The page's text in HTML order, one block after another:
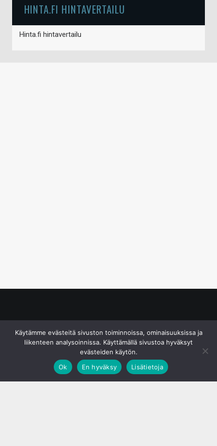
HINTA.FI HINTAVERTAILU
Hinta.fi hintavertailu
Käytämme evästeitä sivuston toiminnoissa, ominaisuuksissa ja
liikenteen analysoinnissa. Käyttämällä sivustoa hyväksyt
evästeiden käytön.
Ok
En hyväksy Lisätietoja